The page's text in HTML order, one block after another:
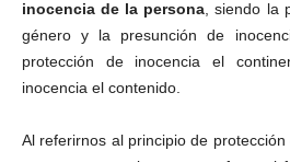
inocencia de la persona , siendo la
género y la presunción de
protección de inocencia el
inocencia el contenido.
Al referirnos al principio de